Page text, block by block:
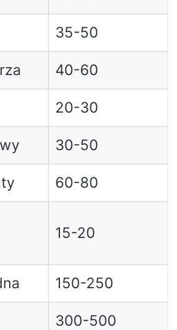
35-50
40-60
20-30
30-50
60-80
15-20
150-250
300-500